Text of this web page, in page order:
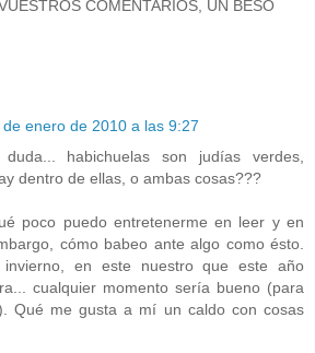
COMENTARIOS, UN BESO
de enero de 2010 a las 9:27
habichuelas son judías verdes,
dentro de ellas, o ambas cosas???
poco puedo entretenerme en leer y en
cómo babeo ante algo como ésto.
en este nuestro que este año
cualquier momento sería bueno (para
Qué me gusta a mí un caldo con cosas